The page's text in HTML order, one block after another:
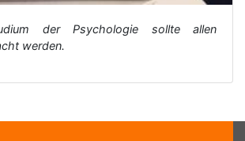
der Psychologie sollte allen
werden.